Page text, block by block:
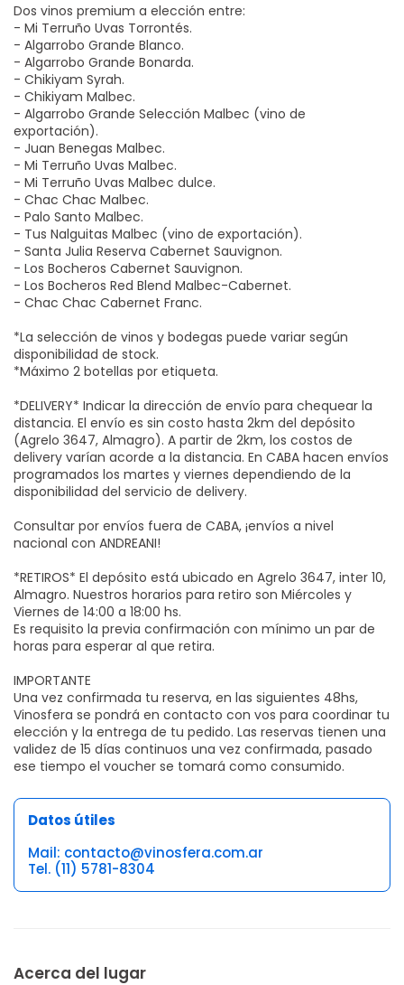
Dos vinos premium a elección entre:
- Mi Terruño Uvas Torrontés.
- Algarrobo Grande Blanco.
- Algarrobo Grande Bonarda.
- Chikiyam Syrah.
- Chikiyam Malbec.
- Algarrobo Grande Selección Malbec (vino de
exportación).
- Juan Benegas Malbec.
- Mi Terruño Uvas Malbec.
- ⁠Mi Terruño Uvas Malbec dulce.
- Chac Chac Malbec.
- Palo Santo Malbec.
- Tus Nalguitas Malbec (vino de exportación).
- Santa Julia Reserva Cabernet Sauvignon.
- Los Bocheros Cabernet Sauvignon.
- Los Bocheros Red Blend Malbec-Cabernet.
- Chac Chac Cabernet Franc.
*La selección de vinos y bodegas puede variar según
disponibilidad de stock.
*Máximo 2 botellas por etiqueta.
*DELIVERY* Indicar la dirección de envío para chequear la
distancia. El envío es sin costo hasta 2km del depósito
(Agrelo 3647, Almagro). A partir de 2km, los costos de
delivery varían acorde a la distancia. En CABA hacen envíos
programados los martes y viernes dependiendo de la
disponibilidad del servicio de delivery.
Consultar por envíos fuera de CABA, ¡envíos a nivel
nacional con ANDREANI!
*RETIROS* El depósito está ubicado en Agrelo 3647, inter 10,
Almagro. Nuestros horarios para retiro son Miércoles y
Viernes de 14:00 a 18:00 hs.
Es requisito la previa confirmación con mínimo un par de
horas para esperar al que retira.
IMPORTANTE
Una vez confirmada tu reserva, en las siguientes 48hs,
Vinosfera se pondrá en contacto con vos para coordinar tu
elección y la entrega de tu pedido. Las reservas tienen una
validez de 15 días continuos una vez confirmada, pasado
ese tiempo el voucher se tomará como consumido.
Datos útiles
Mail: contacto@vinosfera.com.ar
Tel. (11) 5781-8304
Acerca del lugar